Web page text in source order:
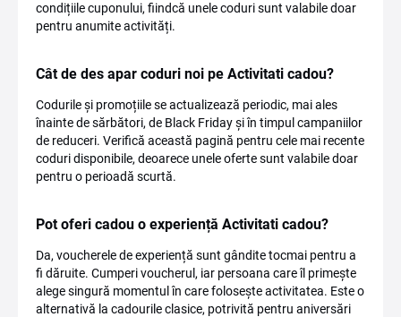
condițiile cuponului, fiindcă unele coduri sunt valabile doar
pentru anumite activități.
Cât de des apar coduri noi pe Activitati cadou?
Codurile și promoțiile se actualizează periodic, mai ales
înainte de sărbători, de Black Friday și în timpul campaniilor
de reduceri. Verifică această pagină pentru cele mai recente
coduri disponibile, deoarece unele oferte sunt valabile doar
pentru o perioadă scurtă.
Pot oferi cadou o experiență Activitati cadou?
Da, voucherele de experiență sunt gândite tocmai pentru a
fi dăruite. Cumperi voucherul, iar persoana care îl primește
alege singură momentul în care folosește activitatea. Este o
alternativă la cadourile clasice, potrivită pentru aniversări